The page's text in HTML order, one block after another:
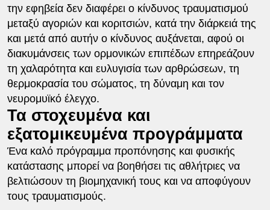
την εφηβεία δεν διαφέρει ο κίνδυνος τραυματισμού
μεταξύ αγοριών και κοριτσιών, κατά την διάρκειά της
και μετά από αυτήν ο κίνδυνος αυξάνεται, αφού οι
διακυμάνσεις των ορμονικών επιπέδων επηρεάζουν
τη χαλαρότητα και ευλυγισία των αρθρώσεων, τη
θερμοκρασία του σώματος, τη δύναμη και τον
νευρομυϊκό έλεγχο.
Τα στοχευμένα και
εξατομικευμένα προγράμματα
Ένα καλό πρόγραμμα προπόνησης και φυσικής
κατάστασης μπορεί να βοηθήσει τις αθλήτριες να
βελτιώσουν τη βιομηχανική τους και να αποφύγουν
τους τραυματισμούς.